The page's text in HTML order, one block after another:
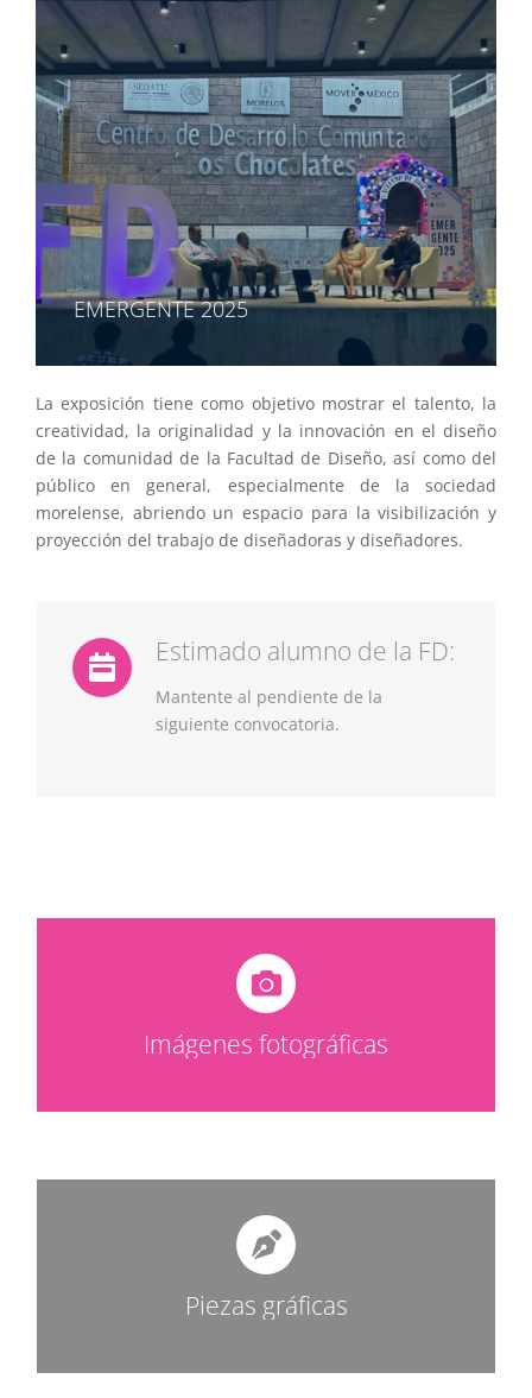
EMERGENTE 2025
La exposición tiene como objetivo mostrar el talento, la
creatividad, la originalidad y la innovación en el diseño
de la comunidad de la Facultad de Diseño, así como del
público en general, especialmente de la sociedad
morelense, abriendo un espacio para la visibilización y
proyección del trabajo de diseñadoras y diseñadores.
Estimado alumno de la FD:
Mantente al pendiente de la
siguiente convocatoria.
Imágenes fotográficas
Piezas gráficas